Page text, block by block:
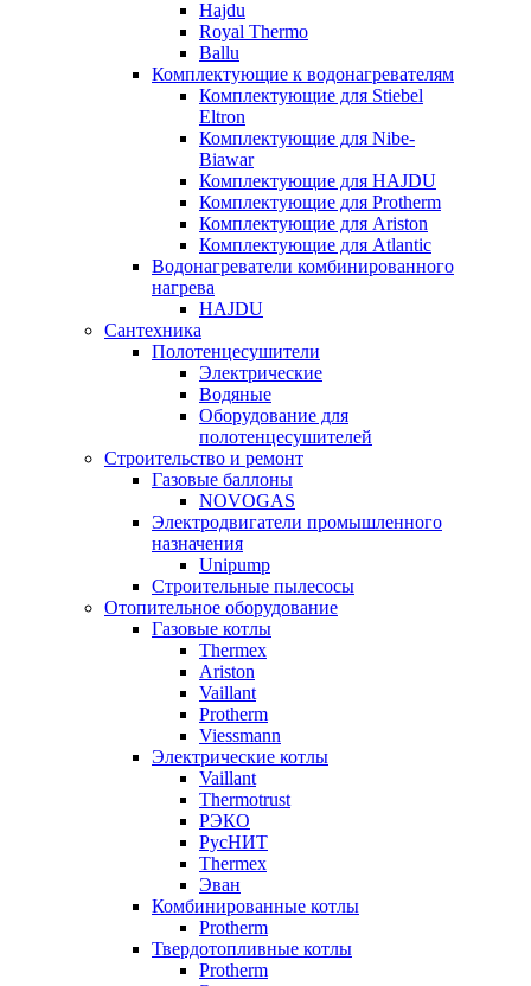
Hajdu
Royal Thermo
Ballu
Комплектующие к водонагревателям
Комплектующие для Stiebel
Eltron
Комплектующие для Nibe-
Biawar
Комплектующие для HAJDU
Комплектующие для Protherm
Комплектующие для Ariston
Комплектующие для Atlantic
Водонагреватели комбинированного
нагрева
HAJDU
Сантехника
Полотенцесушители
Электрические
Водяные
Оборудование для
полотенцесушителей
Строительство и ремонт
Газовые баллоны
NOVOGAS
Электродвигатели промышленного
назначения
Unipump
Строительные пылесосы
Отопительное оборудование
Газовые котлы
Thermex
Ariston
Vaillant
Protherm
Viessmann
Электрические котлы
Vaillant
Thermotrust
РЭКО
РусНИТ
Thermex
Эван
Комбинированные котлы
Protherm
Твердотопливные котлы
Protherm